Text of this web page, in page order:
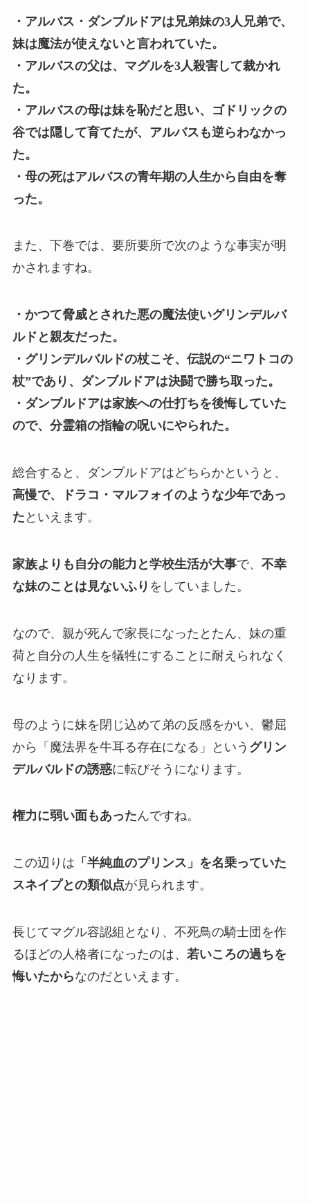
・アルバス・ダンブルドアは兄弟妹の3人兄弟で、
妹は魔法が使えないと言われていた。
・アルバスの父は、マグルを3人殺害して裁かれ
た。
・アルバスの母は妹を恥だと思い、ゴドリックの
谷では隠して育てたが、アルバスも逆らわなかっ
た。
・母の死はアルバスの青年期の人生から自由を奪
った。
また、下巻では、要所要所で次のような事実が明
かされますね。
・かつて脅威とされた悪の魔法使いグリンデルバ
ルドと親友だった。
・グリンデルバルドの杖こそ、伝説の“ニワトコの
杖”であり、ダンブルドアは決闘で勝ち取った。
・ダンブルドアは家族への仕打ちを後悔していた
ので、分霊箱の指輪の呪いにやられた。
総合すると、ダンブルドアはどちらかというと、
高慢で、ドラコ・マルフォイのような少年であっ
た といえます。
家族よりも自分の能力と学校生活が大事で、 不幸
な妹のことは見ないふり をしていました。
なので、親が死んで家長になったとたん、妹の重
荷と自分の人生を犠牲にすることに耐えられなく
なります。
母のように妹を閉じ込めて弟の反感をかい、鬱屈
から「魔法界を牛耳る存在になる」という グリン
デルバルドの誘惑に転びそうになります。
権力に弱い面もあったんですね。
この辺りは 「半純血のプリンス」を名乗っていた
スネイプとの類似点が見られます。
長じてマグル容認組となり、不死鳥の騎士団を作
るほどの人格者になったのは、 若いころの過ちを
悔いたからなのだといえます。